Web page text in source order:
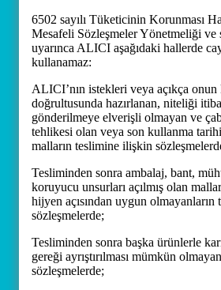
6502 sayılı Tüketicinin Korunması
Mesafeli Sözleşmeler Yönetmeliği ve
uyarınca ALICI aşağıdaki hallerde
kullanamaz:
ALICI’nın istekleri veya açıkça onun
doğrultusunda hazırlanan, niteliği
gönderilmeye elverişli olmayan ve
tehlikesi olan veya son kullanma
malların teslimine ilişkin
Tesliminden sonra ambalaj, bant,
koruyucu unsurları açılmış olan
hijyen açısından uygun
sözleşmelerde;
Tesliminden sonra başka ürünlerle
gereği ayrıştırılması mümkün
sözleşmelerde;